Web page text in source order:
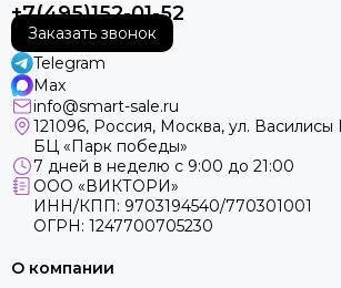
+7(495)152-01-52
Заказать звонок
Telegram
Max
info@smart-sale.ru
121096, Россия, Москва, ул. Василисы
БЦ «Парк победы»
7 дней в неделю с 9:00 до 21:00
ООО «ВИКТОРИ»
ИНН/КПП: 9703194540/770301001
ОГРН: 1247700705230
О компании